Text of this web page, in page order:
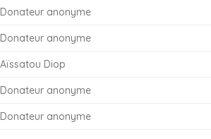
Donateur anonyme
Donateur anonyme
Aïssatou Diop
Donateur anonyme
Donateur anonyme